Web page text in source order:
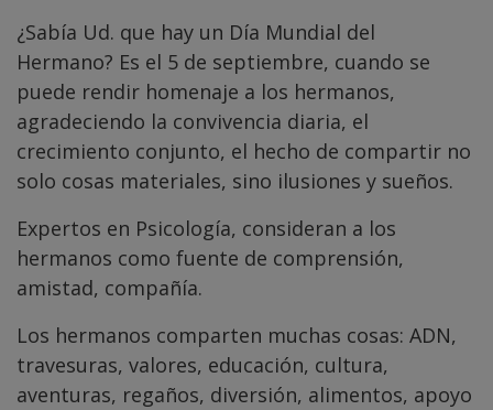
¿Sabía Ud. que hay un Día Mundial del
Hermano? Es el 5 de septiembre, cuando se
puede rendir homenaje a los hermanos,
agradeciendo la convivencia diaria, el
crecimiento conjunto, el hecho de compartir no
solo cosas materiales, sino ilusiones y sueños.
Expertos en Psicología, consideran a los
hermanos como fuente de comprensión,
amistad, compañía.
Los hermanos comparten muchas cosas: ADN,
travesuras, valores, educación, cultura,
aventuras, regaños, diversión, alimentos, apoyo